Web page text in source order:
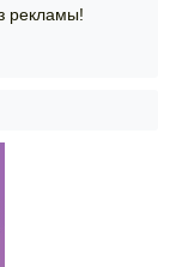
рекламы!